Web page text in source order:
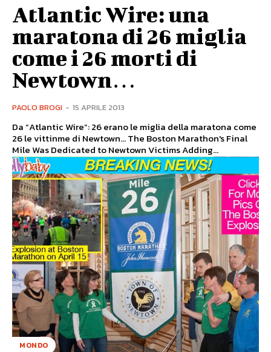
Atlantic Wire: una
maratona di 26 miglia
come i 26 morti di
Newtown…
PAOLO BROGI - 15 APRILE 2013
Da “Atlantic Wire”: 26 erano le miglia della maratona come
26 le vittinme di Newtown… The Boston Marathon's Final
Mile Was Dedicated to Newtown Victims Adding...
MONDO